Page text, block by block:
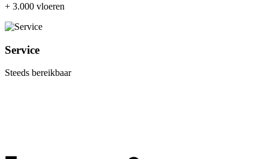
+ 3.000 vloeren
Service
Steeds bereikbaar